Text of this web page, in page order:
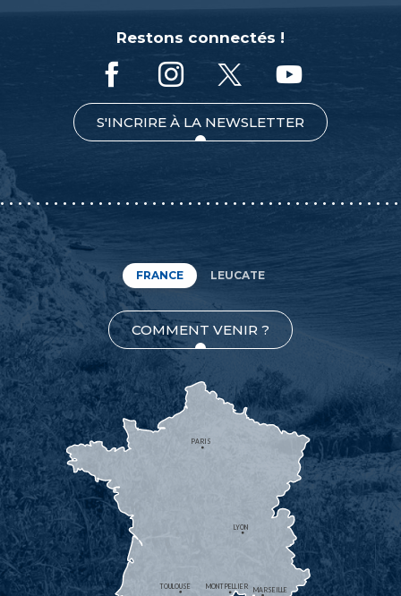
Restons connectés !
S'INCRIRE À LA NEWSLETTER
FRANCE LEUCATE
COMMENT VENIR ?
MONTPELLIER MARSEILLE
TOULOUSE
LYON
PARIS